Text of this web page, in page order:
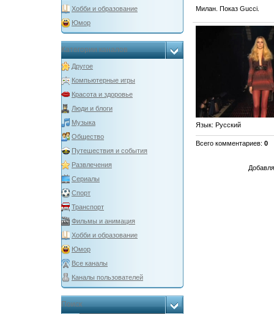
Хобби и образование
Юмор
Категории каналов
Другое
Компьютерные игры
Красота и здоровье
Люди и блоги
Музыка
Общество
Путешествия и события
Развлечения
Сериалы
Спорт
Транспорт
Фильмы и анимация
Хобби и образование
Юмор
Все каналы
Каналы пользователей
Поиск
Милан. Показ Gucci.
Язык: Русский
Всего комментариев: 0